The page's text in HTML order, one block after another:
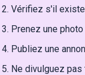
Vérifiez s'il existe
Prenez une
Publiez une
Ne divulguez